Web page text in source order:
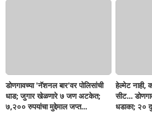
डोणगावच्या 'नॅशनल बार'वर पोलिसांची
धाड; जुगार खेळणारे ७ जण अटकेत;
७,२०० रुपयांचा मुद्देमाल जप्त...
हेल्मेट नाही,
सीट...
धडाका; २०